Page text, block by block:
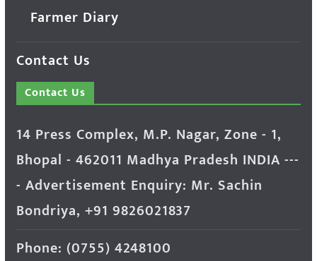
Farmer Diary
Contact Us
Contact Us
14 Press Complex, M.P. Nagar, Zone - 1,
Bhopal - 462011 Madhya Pradesh INDIA ---
- Advertisement Enquiry: Mr. Sachin
Bondriya, +91 9826021837
Phone: (0755) 4248100